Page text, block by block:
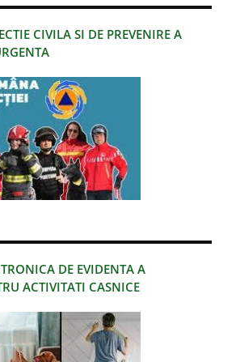
CIVILA SI DE PREVENIRE A
DE EVIDENTA A
ACTIVITATI CASNICE